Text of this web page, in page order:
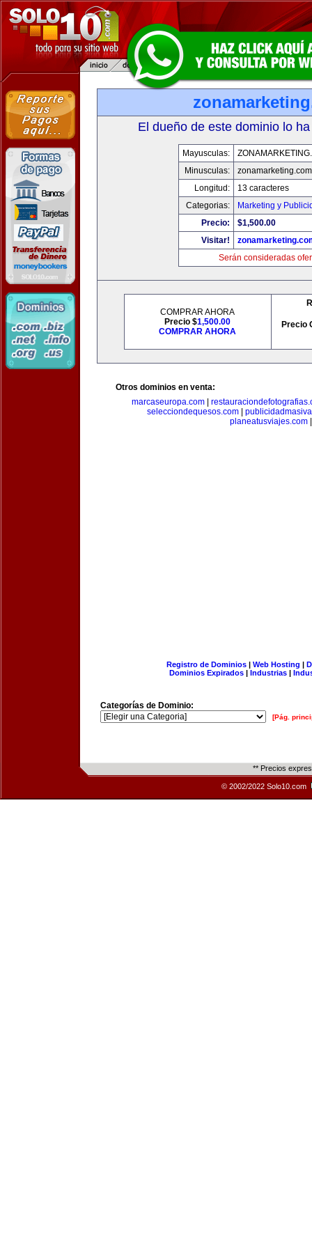
El dueño de este dominio lo
Mayusculas:
Minusculas:
zonamarketing.com
Longitud:
13 caracteres
Categorias:
Marketing y
Precio:
$1,500.00
Visitar!
Serán consideradas
COMPRAR AHORA
Precio $1,500.00
COMPRAR AHORA
Precio
Otros dominios en venta:
marcaseuropa.com|
selecciondequesos.com
planeatusviajes.com
Registro de Dominios| Web Hosting |
Dominios Expirados | Industrias |
Categorías de Dominio:
[Pág.
** Precios
© 2002/2022 Solo10.com